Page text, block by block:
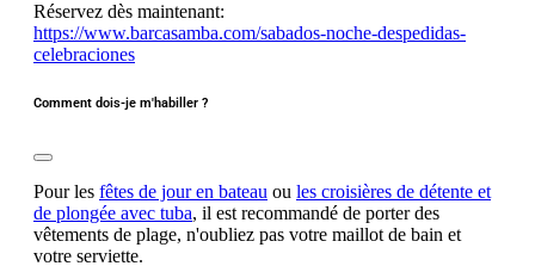
Réservez dès maintenant:
https://www.barcasamba.com/sabados-noche-despedidas-
celebraciones
Comment dois-je m'habiller ?
Pour les fêtes de jour en bateau ou les croisières de détente et
de plongée avec tuba, il est recommandé de porter des
vêtements de plage, n'oubliez pas votre maillot de bain et
votre serviette.